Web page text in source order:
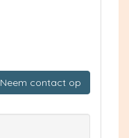
Neem contact op